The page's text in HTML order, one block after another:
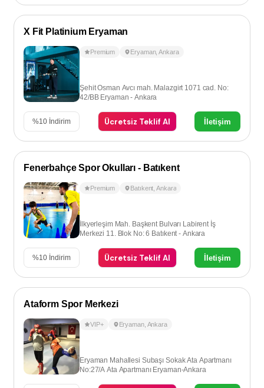
X Fit Platinium Eryaman
Premium Eryaman,Ankara
Şehit Osman Avcı mah. Malazgirt 1071 cad. No:
42/BB Eryaman - Ankara
%10 İndirim Ücretsiz Teklif Al İletişim
Fenerbahçe Spor Okulları - Batıkent
Premium Batıkent ,Ankara
İlkyerleşim Mah. Başkent Bulvarı Labirent İş
Merkezi 11. Blok No: 6 Batıkent - Ankara
%10 İndirim Ücretsiz Teklif Al İletişim
Ataform Spor Merkezi
VIP+ Eryaman, Ankara
Eryaman Mahallesi Subaşı Sokak Ata Apartmanı
No:27/A Ata Apartmanı Eryaman-Ankara